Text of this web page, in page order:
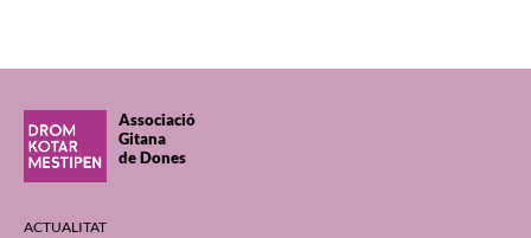
Associació
Gitana
de Dones
ACTUALITAT